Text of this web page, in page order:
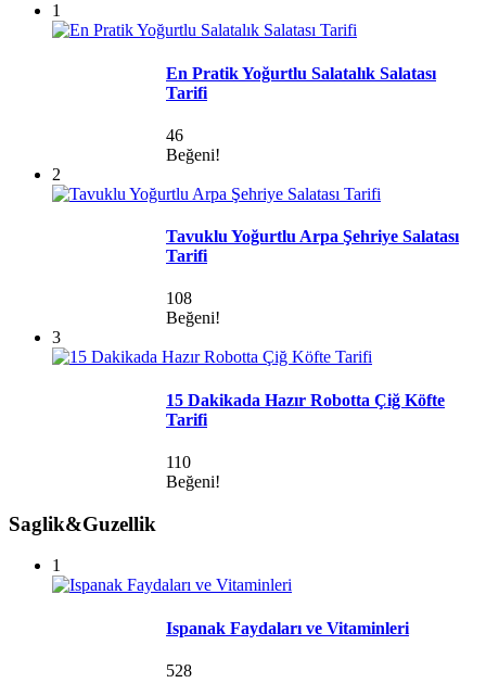
1
En Pratik Yoğurtlu Salatalık Salatası
Tarifi
46
Beğeni!
2
Tavuklu Yoğurtlu Arpa Şehriye Salatası
Tarifi
108
Beğeni!
3
15 Dakikada Hazır Robotta Çiğ Köfte
Tarifi
110
Beğeni!
Saglik&Guzellik
1
Ispanak Faydaları ve Vitaminleri
528